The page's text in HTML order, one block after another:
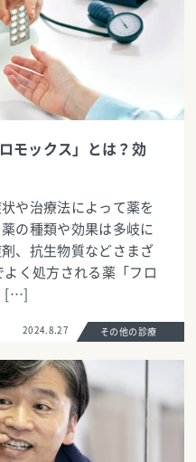
モックス」とは？効
や治療法によって薬を
の種類や効果は多岐に
、抗生物質などさまざ
く処方される薬「フロ
[…]
2024.8.27 その他の診療